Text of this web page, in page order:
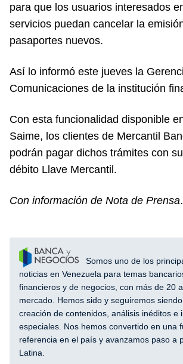
para que los usuarios interesados
servicios puedan cancelar la
pasaportes nuevos.
Así lo informó este jueves la
Comunicaciones de la institución
Con esta funcionalidad disponible
Saime, los clientes de Mercantil
podrán pagar dichos trámites con
débito Llave Mercantil.
Con información de Nota de Prensa.
Somos uno de los
noticias en Venezuela para temas
financieros y de negocios, con más de 20
mercado. Hemos sido y seguiremos
creación de contenidos, análisis inéditos e
especiales. Nos hemos convertido en una
referencia en el país y avanzamos paso a
Latina.